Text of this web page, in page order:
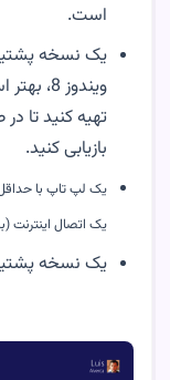
است.
یک نسخه
ویندوز
تهیه کنید تا
بازیابی کنید.
یک لپ تاپ با
یک اتصال اینترنت
یک نسخه